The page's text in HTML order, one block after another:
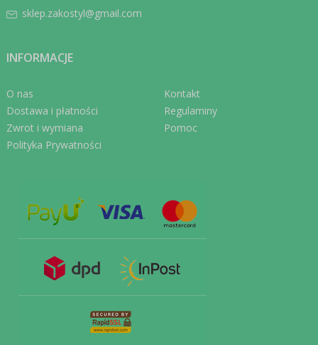
sklep.zakostyl@gmail.com
INFORMACJE
O nas
Dostawa i płatności
Zwrot i wymiana
Polityka Prywatności
Kontakt
Regulaminy
Pomoc